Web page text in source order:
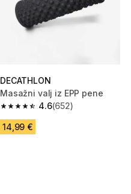
DECATHLON
Masažni valj iz EPP pene
4.6
4.6 od 5 zvezdic from 652 ocene
(652)
14,99 €